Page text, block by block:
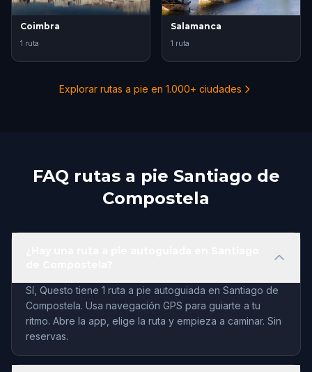
Coimbra
1 ruta
Salamanca
1 ruta
Explorar rutas a pie en 1.000+ ciudades
FAQ rutas a pie Santiago de
Compostela
Sí, Questo tiene 1 ruta a pie autoguiada en Santiago de
Compostela. Usa navegación GPS para guiarte a tu
ritmo. Abre la app, elige la ruta y empieza a caminar. Sin
reservas.